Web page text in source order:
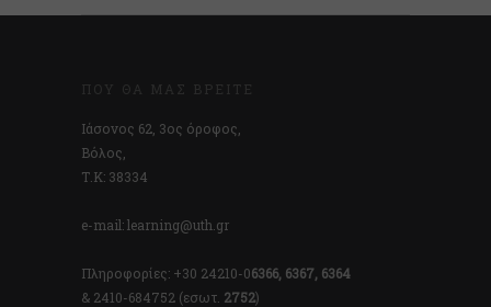
ΠΟΎ ΘΑ ΜΑΣ ΒΡΕΊΤΕ
Ιάσονος 62, 3ος όροφος,
Βόλος,
Τ.Κ: 38334
e-mail: learning@uth.gr
Πληροφορίες: +30 24210-06366, 6367, 6364
& 2410-684752 (εσωτ. 2752)